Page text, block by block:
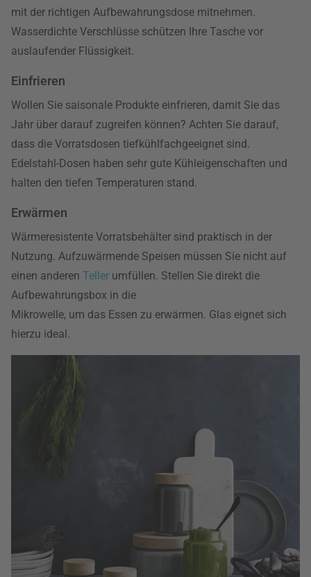
mit der richtigen Aufbewahrungsdose mitnehmen.
Wasserdichte Verschlüsse schützen Ihre Tasche vor
auslaufender Flüssigkeit.
Einfrieren
Wollen Sie saisonale Produkte einfrieren, damit Sie das
Jahr über darauf zugreifen können? Achten Sie darauf,
dass die Vorratsdosen tiefkühlfachgeeignet sind.
Edelstahl-Dosen haben sehr gute Kühleigenschaften und
halten den tiefen Temperaturen stand.
Erwärmen
Wärmeresistente Vorratsbehälter sind praktisch in der
Nutzung. Aufzuwärmende Speisen müssen Sie nicht auf
einen anderen Teller umfüllen. Stellen Sie direkt die
Aufbewahrungsbox in die
Mikrowelle, um das Essen zu erwärmen. Glas eignet sich
hierzu ideal.